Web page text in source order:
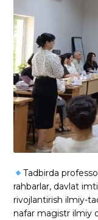
Tadbirda
rahbarlar, davlat
rivojlantirish ilmiy-
nafar magistr ilmiy